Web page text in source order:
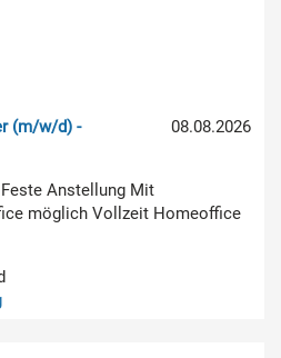
08.08.2026
(m/w/d) -
Anstellung Mit
möglich Vollzeit Homeoffice